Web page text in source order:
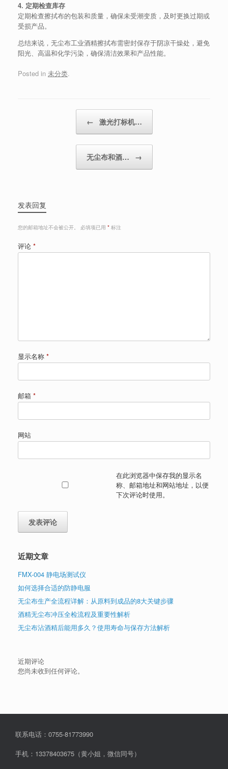
4. 定期检查库存
定期检查擦拭布的包装和质量，确保未受潮变质，及时更换过期或
受损产品。
总结来说，无尘布工业酒精擦拭布需密封保存于阴凉干燥处，避免
阳光、高温和化学污染，确保清洁效果和产品性能。
Posted in 未分类.
← 激光打标机…
无尘布和酒… →
发表回复
您的邮箱地址不会被公开。 必填项已用 * 标注
评论 *
显示名称 *
邮箱 *
网站
在此浏览器中保存我的显示名
称、邮箱地址和网站地址，以便
下次评论时使用。
近期文章
FMX-004 静电场测试仪
如何选择合适的防静电服
无尘布生产全流程详解：从原料到成品的8大关键步骤
酒精无尘布冲压全检流程及重要性解析
无尘布沾酒精后能用多久？使用寿命与保存方法解析
近期评论
您尚未收到任何评论。
联系电话：0755-81773990
手机：13378403675（黄小姐，微信同号）